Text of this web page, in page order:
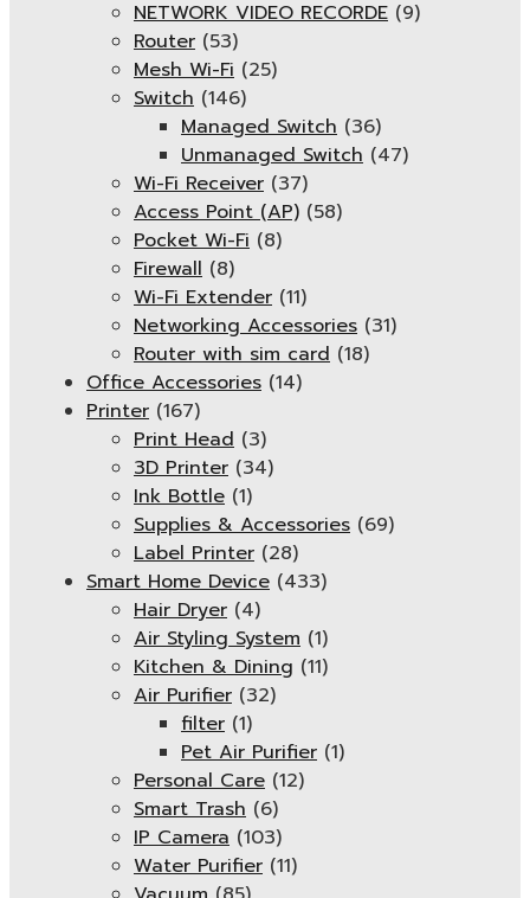
NETWORK VIDEO RECORDE (9)
Router (53)
Mesh Wi-Fi (25)
Switch (146)
Managed Switch (36)
Unmanaged Switch (47)
Wi-Fi Receiver (37)
Access Point (AP) (58)
Pocket Wi-Fi (8)
Firewall (8)
Wi-Fi Extender (11)
Networking Accessories (31)
Router with sim card (18)
Office Accessories (14)
Printer (167)
Print Head (3)
3D Printer (34)
Ink Bottle (1)
Supplies & Accessories (69)
Label Printer (28)
Smart Home Device (433)
Hair Dryer (4)
Air Styling System (1)
Kitchen & Dining (11)
Air Purifier (32)
filter (1)
Pet Air Purifier (1)
Personal Care (12)
Smart Trash (6)
IP Camera (103)
Water Purifier (11)